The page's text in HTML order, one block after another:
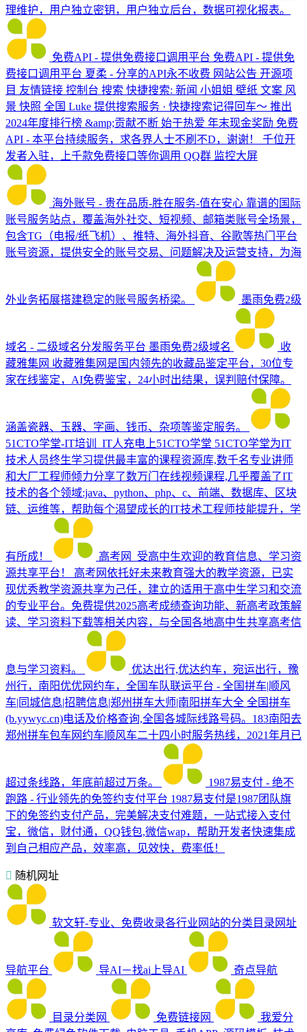
理维护，用户独立密钥，用户独立后台，数据可视化报表。
免费API - 提供免费接口调用平台 免费API - 提供免
费接口调用平台 夏柔 - 分享的API永不收费 网站公告 开源项
目 友情链接 控制台 搜索 快捷搜索: 新闻 小姐姐 壁纸 文案 风
景 快照 全国 Luke 提供搜索服务 · 快捷搜索记得回车～ 推出
2024年度排行榜 &amp;贡献不断 始于热爱 年末现金奖励 免费
API - 本平台持续服务，求各界人士不刷不D，谢谢！ 千位开
发者入驻，上千款免费接口等你调用 QQ群 监控大屏
海外账号 - 贵在品质-胜在服务-值在安心 靠谱的国际
账号服务站点，覆盖海外社交、短视频、邮箱类账号全场景，
包含TG（电报/纸飞机）、推特、海外抖音、谷歌等热门平台
账号资源，提供安全的账号交易、问题解决及运营支持，为海
外业务拓展搭建稳定的账号服务桥梁。 墨雨免费2级
域名 - 二级域名分发服务平台 墨雨免费2级域名
收
藏雅集网 收藏雅集网是国内领先的收藏品鉴定平台，30位专
家在线鉴定，AI免费鉴宝，24小时出结果，误判赔付保障。
涵盖瓷器、玉器、字画、钱币、杂项等鉴定服务。
51CTO学堂-IT培训_IT人充电上51CTO学堂 51CTO学堂为IT
技术人员终生学习提供最丰富的课程资源库,数千名专业讲师
和大厂工程师倾力分享了数万门在线视频课程,几乎覆盖了IT
技术的各个领域:java、python、php、c、前端、数据库、区块
链、运维等，帮助每个渴望成长的IT技术工程师技能提升，学
有所成！
高考网_受高中生欢迎的教育信息、学习资
源共享平台！
高考网依托好未来教育强大的教学资源，已实
现优秀教学资源共享为己任，建立的适用于高中生学习和交流
的专业平台。免费提供2025高考成绩查询功能、新高考政策解
读、学习资料下载等相关内容，与全国各地高中生共享高考信
息与学习资料。
优达出行,优达约车，宛运出行，豫
州行，南阳优优网约车，全国车队联运平台 - 全国拼车|顺风
车|同城信息|招聘信息|郑州拼车大师|南阳拼车大全 全国拼车
(b.yywyc.cn)电话及价格查询,全国各城际线路号码。183南阳去
郑州拼车包车网约车顺风车二十四小时服务热线，2021年月已
超过条线路，年底前超过万条。
1987易支付 - 绝不
跑路 - 行业领先的免签约支付平台 1987易支付是1987团队旗
下的免签约支付产品，完美解决支付难题，一站式接入支付
宝，微信，财付通，QQ钱包,微信wap，帮助开发者快速集成
到自己相应产品，效率高，见效快，费率低！
随机网址
软文轩-专业、免费收录各行业网站的分类目录网址
导航平台 导AI－找ai上导AI 奇点导航
目录分类网 免费链接网
我爱分